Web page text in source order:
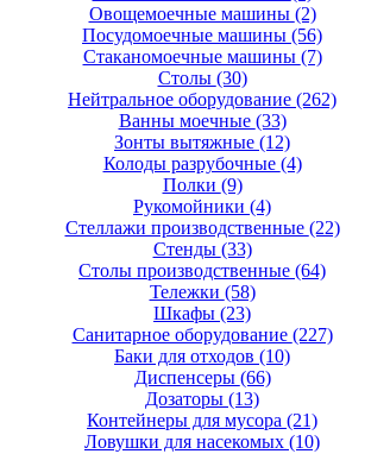
Овощемоечные машины (2)
Посудомоечные машины (56)
Стаканомоечные машины (7)
Столы (30)
Нейтральное оборудование (262)
Ванны моечные (33)
Зонты вытяжные (12)
Колоды разрубочные (4)
Полки (9)
Рукомойники (4)
Стеллажи производственные (22)
Стенды (33)
Столы производственные (64)
Тележки (58)
Шкафы (23)
Санитарное оборудование (227)
Баки для отходов (10)
Диспенсеры (66)
Дозаторы (13)
Контейнеры для мусора (21)
Ловушки для насекомых (10)